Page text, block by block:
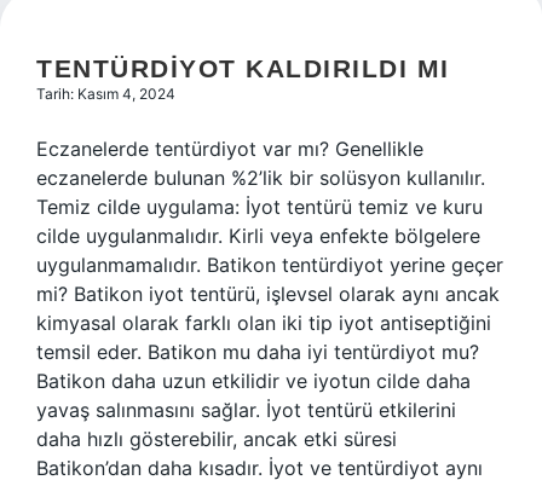
TENTÜRDIYOT KALDIRILDI MI
Tarih: Kasım 4, 2024
Eczanelerde tentürdiyot var mı? Genellikle
eczanelerde bulunan %2’lik bir solüsyon kullanılır.
Temiz cilde uygulama: İyot tentürü temiz ve kuru
cilde uygulanmalıdır. Kirli veya enfekte bölgelere
uygulanmamalıdır. Batikon tentürdiyot yerine geçer
mi? Batikon iyot tentürü, işlevsel olarak aynı ancak
kimyasal olarak farklı olan iki tip iyot antiseptiğini
temsil eder. Batikon mu daha iyi tentürdiyot mu?
Batikon daha uzun etkilidir ve iyotun cilde daha
yavaş salınmasını sağlar. İyot tentürü etkilerini
daha hızlı gösterebilir, ancak etki süresi
Batikon’dan daha kısadır. İyot ve tentürdiyot aynı